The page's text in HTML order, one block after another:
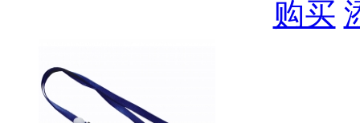
购买